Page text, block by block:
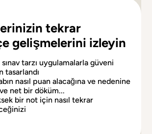
tekrar
gelişmelerini izleyin
tarzı uygulamalarla güveni
tasarlandı
nasıl puan alacağına ve nedenine
net bir döküm...
bir not için nasıl tekrar